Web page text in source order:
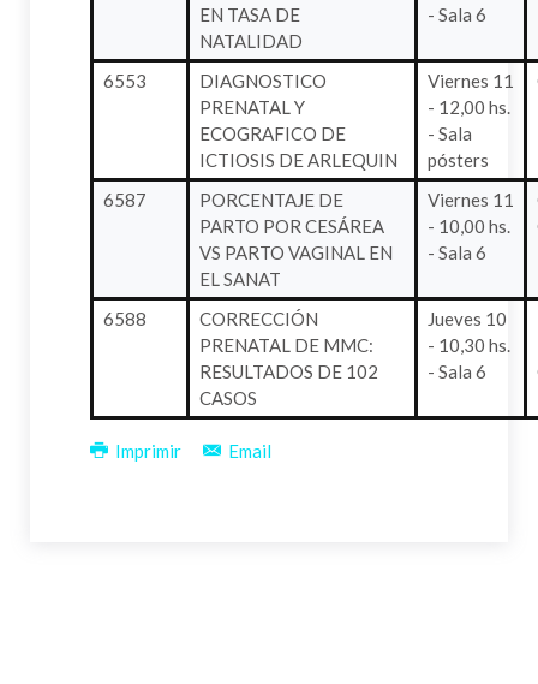
EN TASA DE
NATALIDAD
- Sala 6
6553
DIAGNOSTICO
PRENATAL Y
ECOGRAFICO DE
ICTIOSIS DE ARLEQUIN
Viernes 11
- 12,00 hs.
- Sala
pósters
6587
PORCENTAJE DE
PARTO POR CESÁREA
VS PARTO VAGINAL EN
EL SANAT
Viernes 11
- 10,00 hs.
- Sala 6
6588
CORRECCIÓN
PRENATAL DE MMC:
RESULTADOS DE 102
CASOS
Jueves 10
- 10,30 hs.
- Sala 6
Imprimir Email